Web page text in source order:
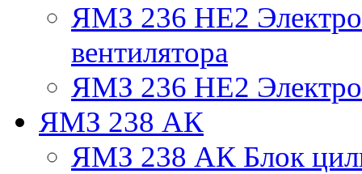
ЯМЗ 236 НЕ2
вентилятора
ЯМЗ 236 НЕ2
ЯМЗ 238 АК
ЯМЗ 238 АК Блок